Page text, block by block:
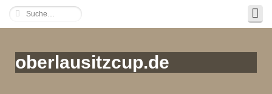
oberlausitzcup.de